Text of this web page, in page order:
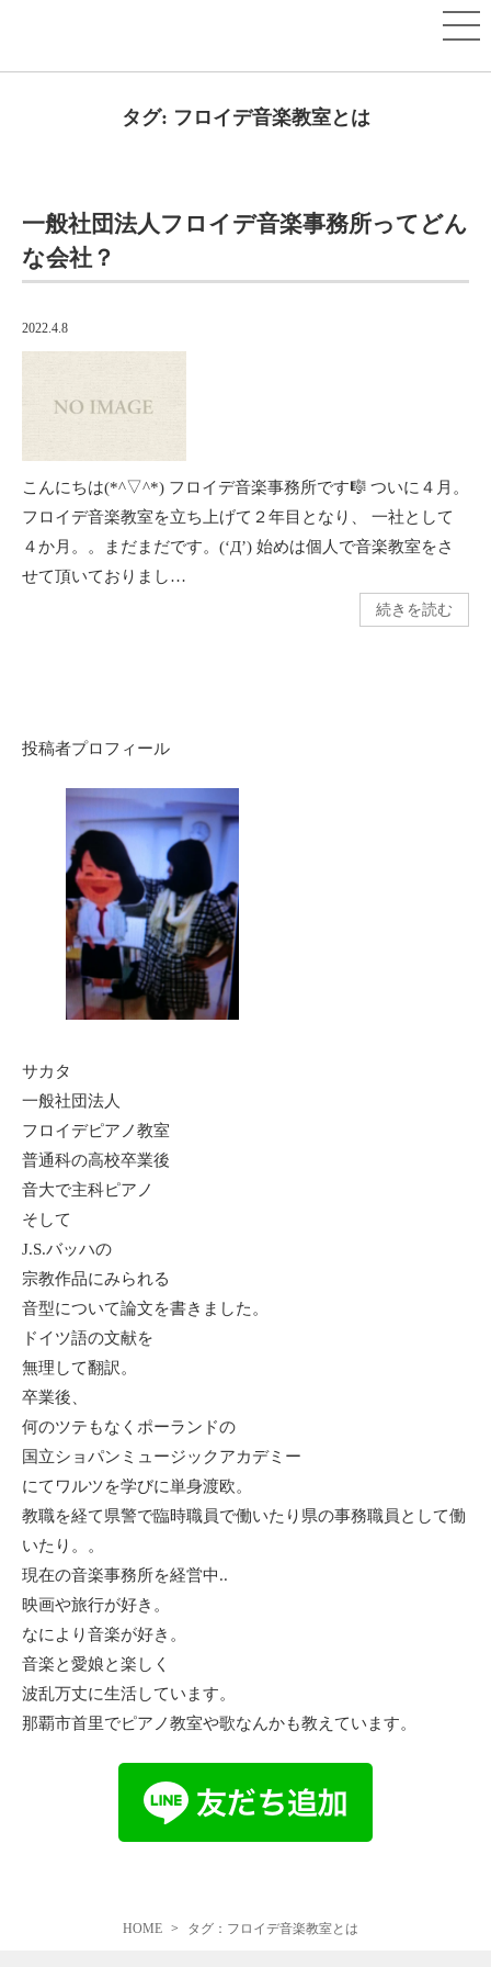
タグ: フロイデ音楽教室とは
一般社団法人フロイデ音楽事務所ってどん
な会社？
2022.4.8
こんにちは(*^▽^*) フロイデ音楽事務所です🎼 ついに４月。
フロイデ音楽教室を立ち上げて２年目となり、 一社として
４か月。。まだまだです。(‘Д’) 始めは個人で音楽教室をさ
せて頂いておりまし…
続きを読む
投稿者プロフィール
サカタ
一般社団法人
フロイデピアノ教室
普通科の高校卒業後
音大で主科ピアノ
そして
J.S.バッハの
宗教作品にみられる
音型について論文を書きました。
ドイツ語の文献を
無理して翻訳。
卒業後、
何のツテもなくポーランドの
国立ショパンミュージックアカデミー
にてワルツを学びに単身渡欧。
教職を経て県警で臨時職員で働いたり県の事務職員として働
いたり。。
現在の音楽事務所を経営中..
映画や旅行が好き。
なにより音楽が好き。
音楽と愛娘と楽しく
波乱万丈に生活しています。
那覇市首里でピアノ教室や歌なんかも教えています。
HOME タグ：フロイデ音楽教室とは